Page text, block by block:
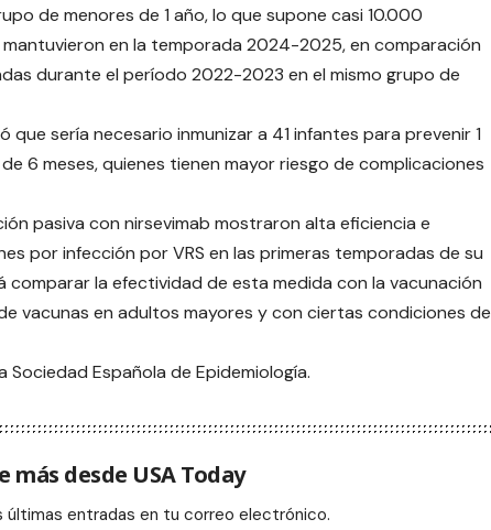
de menores de 1 año, lo que supone casi 10.000
en la temporada 2024-2025, en comparación
durante el período 2022-2023 en el mismo grupo de
sería necesario inmunizar a 41 infantes para prevenir 1
6 meses, quienes tienen mayor riesgo de complicaciones
pasiva con nirsevimab mostraron alta eficiencia e
por infección por VRS en las primeras temporadas de su
comparar la efectividad de esta medida con la vacunación
vacunas en adultos mayores y con ciertas condiciones de
Española de Epidemiología.
más desde USA Today
últimas entradas en tu correo electrónico.